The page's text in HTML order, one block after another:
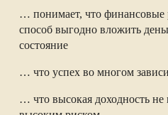
… понимает, что
способ выгодно вложить
состояние
… что успех во многом
… что высокая доходность не